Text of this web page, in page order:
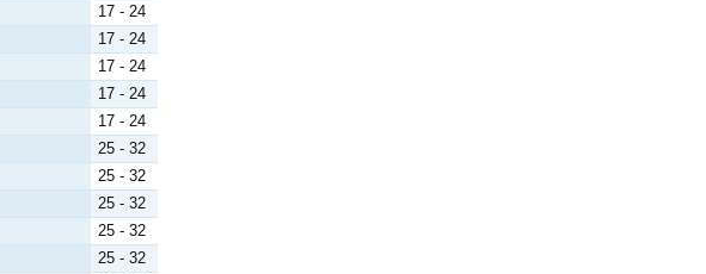
17 - 24
17 - 24
17 - 24
17 - 24
17 - 24
25 - 32
25 - 32
25 - 32
25 - 32
25 - 32